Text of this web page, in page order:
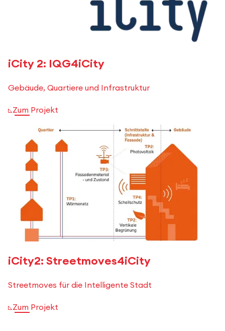
iCity 2: IQG4iCity
Gebäude, Quartiere und Infrastruktur
Zum Projekt
iCity2: Streetmoves4iCity
Streetmoves für die Intelligente Stadt
Zum Projekt